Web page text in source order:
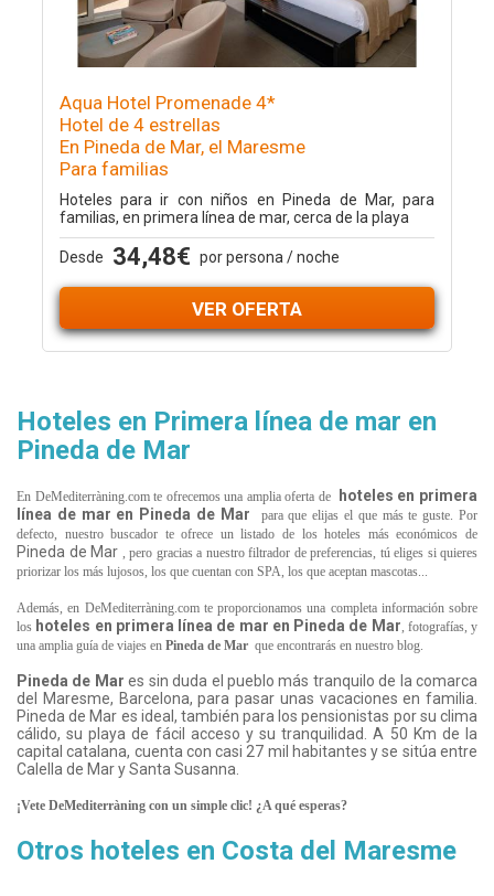
Aqua Hotel Promenade 4*
Hotel de 4 estrellas
En Pineda de Mar, el Maresme
Para familias
Hoteles para ir con niños en Pineda de Mar, para
familias, en primera línea de mar, cerca de la playa
Desde 34,48€ por persona / noche
VER OFERTA
Hoteles en Primera línea de mar en
Pineda de Mar
En DeMediterràning.com te ofrecemos una amplia oferta de
hoteles en primera
línea de mar en Pineda de Mar
para que elijas el que más te guste. Por
defecto, nuestro buscador te ofrece un listado de los hoteles más económicos de
Pineda de Mar , pero gracias a nuestro filtrador de preferencias, tú eliges si quieres
priorizar los más lujosos, los que cuentan con SPA, los que aceptan mascotas...
Además, en DeMediterràning.com te proporcionamos una completa información sobre
los hoteles en primera línea de mar en Pineda de Mar, fotografías, y
una amplia guía de viajes en Pineda de Mar que encontrarás en nuestro blog.
Pineda de Mares sin duda el pueblo más tranquilo de la comarca
del Maresme, Barcelona, para pasar unas vacaciones en familia.
Pineda de Mar es ideal, también para los pensionistas por su clima
cálido, su playa de fácil acceso y su tranquilidad. A 50 Km de la
capital catalana, cuenta con casi 27 mil habitantes y se sitúa entre
Calella de Mar y Santa Susanna.
¡Vete DeMediterràning con un simple clic! ¿A qué esperas?
Otros hoteles en Costa del Maresme